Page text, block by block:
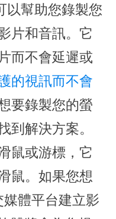
以幫助您錄製您
片和音訊。它
而不會延遲或
的視訊而不會
要錄製您的螢
到解決方案。
鼠或游標，它
鼠。如果您想
體平台建立影